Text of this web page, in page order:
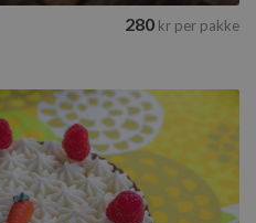
280 kr per pakke